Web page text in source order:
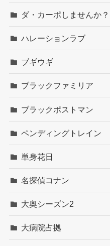
ダ・カーポしませんか？
ハレーションラブ
ブギウギ
ブラックファミリア
ブラックポストマン
ペンディングトレイン
単身花日
名探偵コナン
大奥シーズン2
大病院占拠